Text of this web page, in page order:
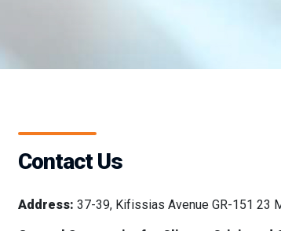
Contact Us
Address: 37-39, Kifissias Avenue GR-151 23